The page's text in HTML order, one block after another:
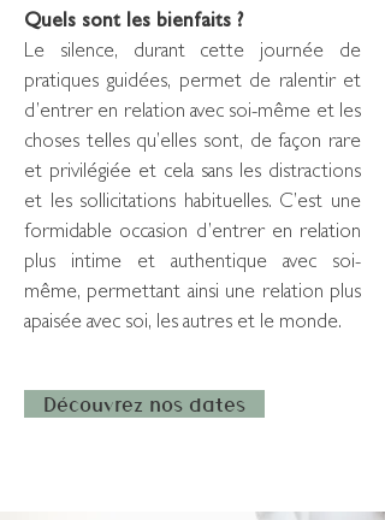
Quels sont les bienfaits ?
Le silence, durant cette journée de
pratiques guidées, permet de ralentir et
d’entrer en relation avec soi-même et les
choses telles qu’elles sont, de façon rare
et privilégiée et cela sans les distractions
et les sollicitations habituelles. C’est une
formidable occasion d’entrer en relation
plus intime et authentique avec soi-
même, permettant ainsi une relation plus
apaisée avec soi, les autres et le monde.
Découvrez nos dates